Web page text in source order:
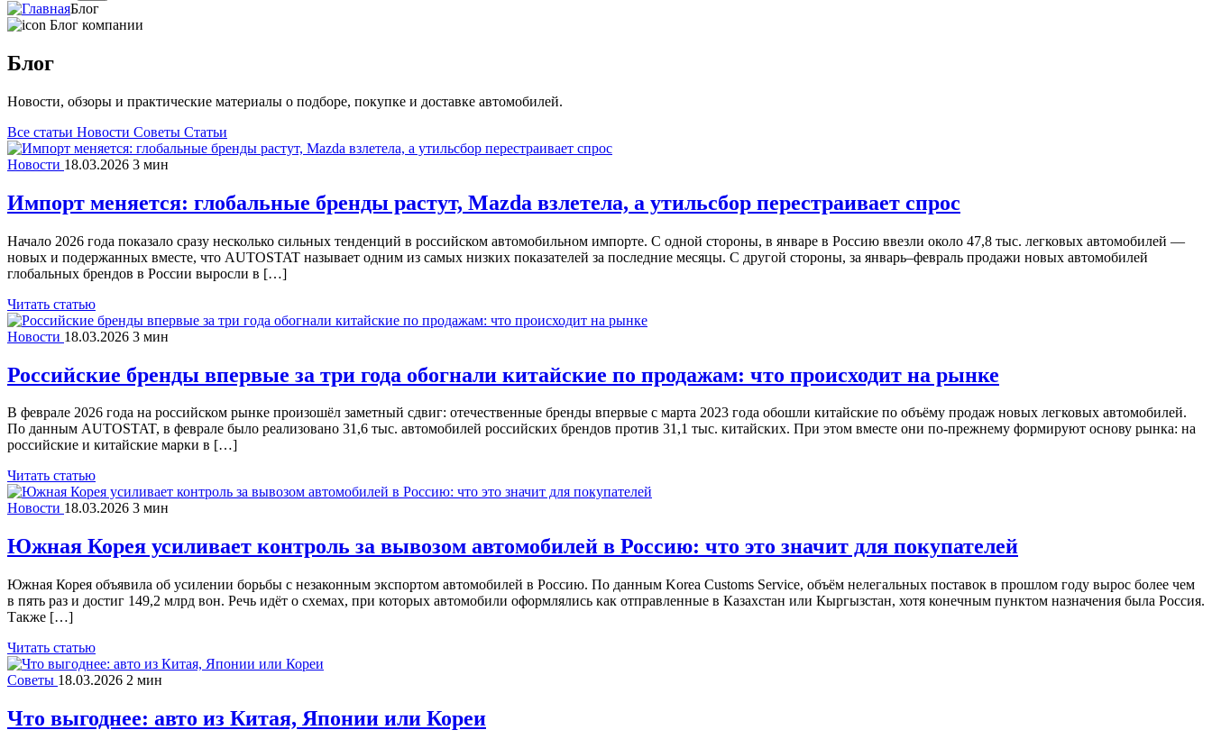
Блог
Блог компании
Блог
Новости, обзоры и практические материалы о подборе, покупке и доставке автомобилей.
Все статьи Новости Советы Статьи
Новости 18.03.2026 3 мин
Импорт меняется: глобальные бренды растут, Mazda взлетела, а утильсбор перестраивает спрос
Начало 2026 года показало сразу несколько сильных тенденций в российском автомобильном импорте. С одной стороны, в январе в Россию ввезли около 47,8 тыс. легковых автомобилей —
новых и подержанных вместе, что AUTOSTAT называет одним из самых низких показателей за последние месяцы. С другой стороны, за январь–февраль продажи новых автомобилей
глобальных брендов в России выросли в […]
Читать статью
Новости 18.03.2026 3 мин
Российские бренды впервые за три года обогнали китайские по продажам: что происходит на рынке
В феврале 2026 года на российском рынке произошёл заметный сдвиг: отечественные бренды впервые с марта 2023 года обошли китайские по объёму продаж новых легковых автомобилей.
По данным AUTOSTAT, в феврале было реализовано 31,6 тыс. автомобилей российских брендов против 31,1 тыс. китайских. При этом вместе они по-прежнему формируют основу рынка: на
российские и китайские марки в […]
Читать статью
Новости 18.03.2026 3 мин
Южная Корея усиливает контроль за вывозом автомобилей в Россию: что это значит для покупателей
Южная Корея объявила об усилении борьбы с незаконным экспортом автомобилей в Россию. По данным Korea Customs Service, объём нелегальных поставок в прошлом году вырос более чем
в пять раз и достиг 149,2 млрд вон. Речь идёт о схемах, при которых автомобили оформлялись как отправленные в Казахстан или Кыргызстан, хотя конечным пунктом назначения была Россия.
Также […]
Читать статью
Советы 18.03.2026 2 мин
Что выгоднее: авто из Китая, Японии или Кореи